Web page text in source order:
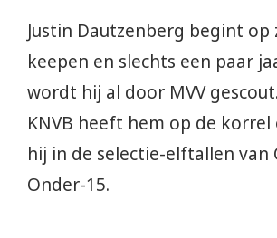
Justin Dautzenberg begint
keepen en slechts een paar
wordt hij al door MVV
KNVB heeft hem op de korrel
hij in de selectie-elftallen van
Onder-15.